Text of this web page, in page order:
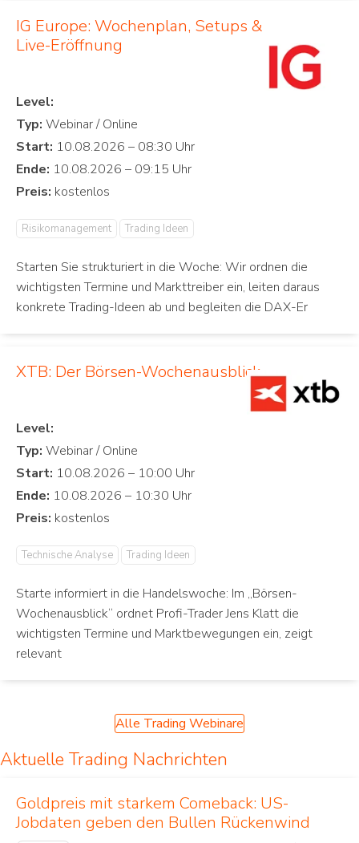
IG Europe: Wochenplan, Setups &
Live-Eröffnung
Level:
Typ:
Start:
Ende:
Preis:
Risikomanagement Trading Ideen
Starten Sie strukturiert in die Woche: Wir ordnen die
wichtigsten Termine und Markttreiber ein, leiten daraus
konkrete Trading-Ideen ab und begleiten die DAX-Er
XTB: Der Börsen-Wochenausblick
Level:
Typ:
Start:
Ende:
Preis:
Technische Analyse Trading Ideen
Starte informiert in die Handelswoche: Im „Börsen-
Wochenausblick“ ordnet Profi-Trader Jens Klatt die
wichtigsten Termine und Marktbewegungen ein, zeigt
relevant
Alle Trading Webinare
Aktuelle Trading Nachrichten
Goldpreis mit starkem Comeback: US-
Jobdaten geben den Bullen Rückenwind